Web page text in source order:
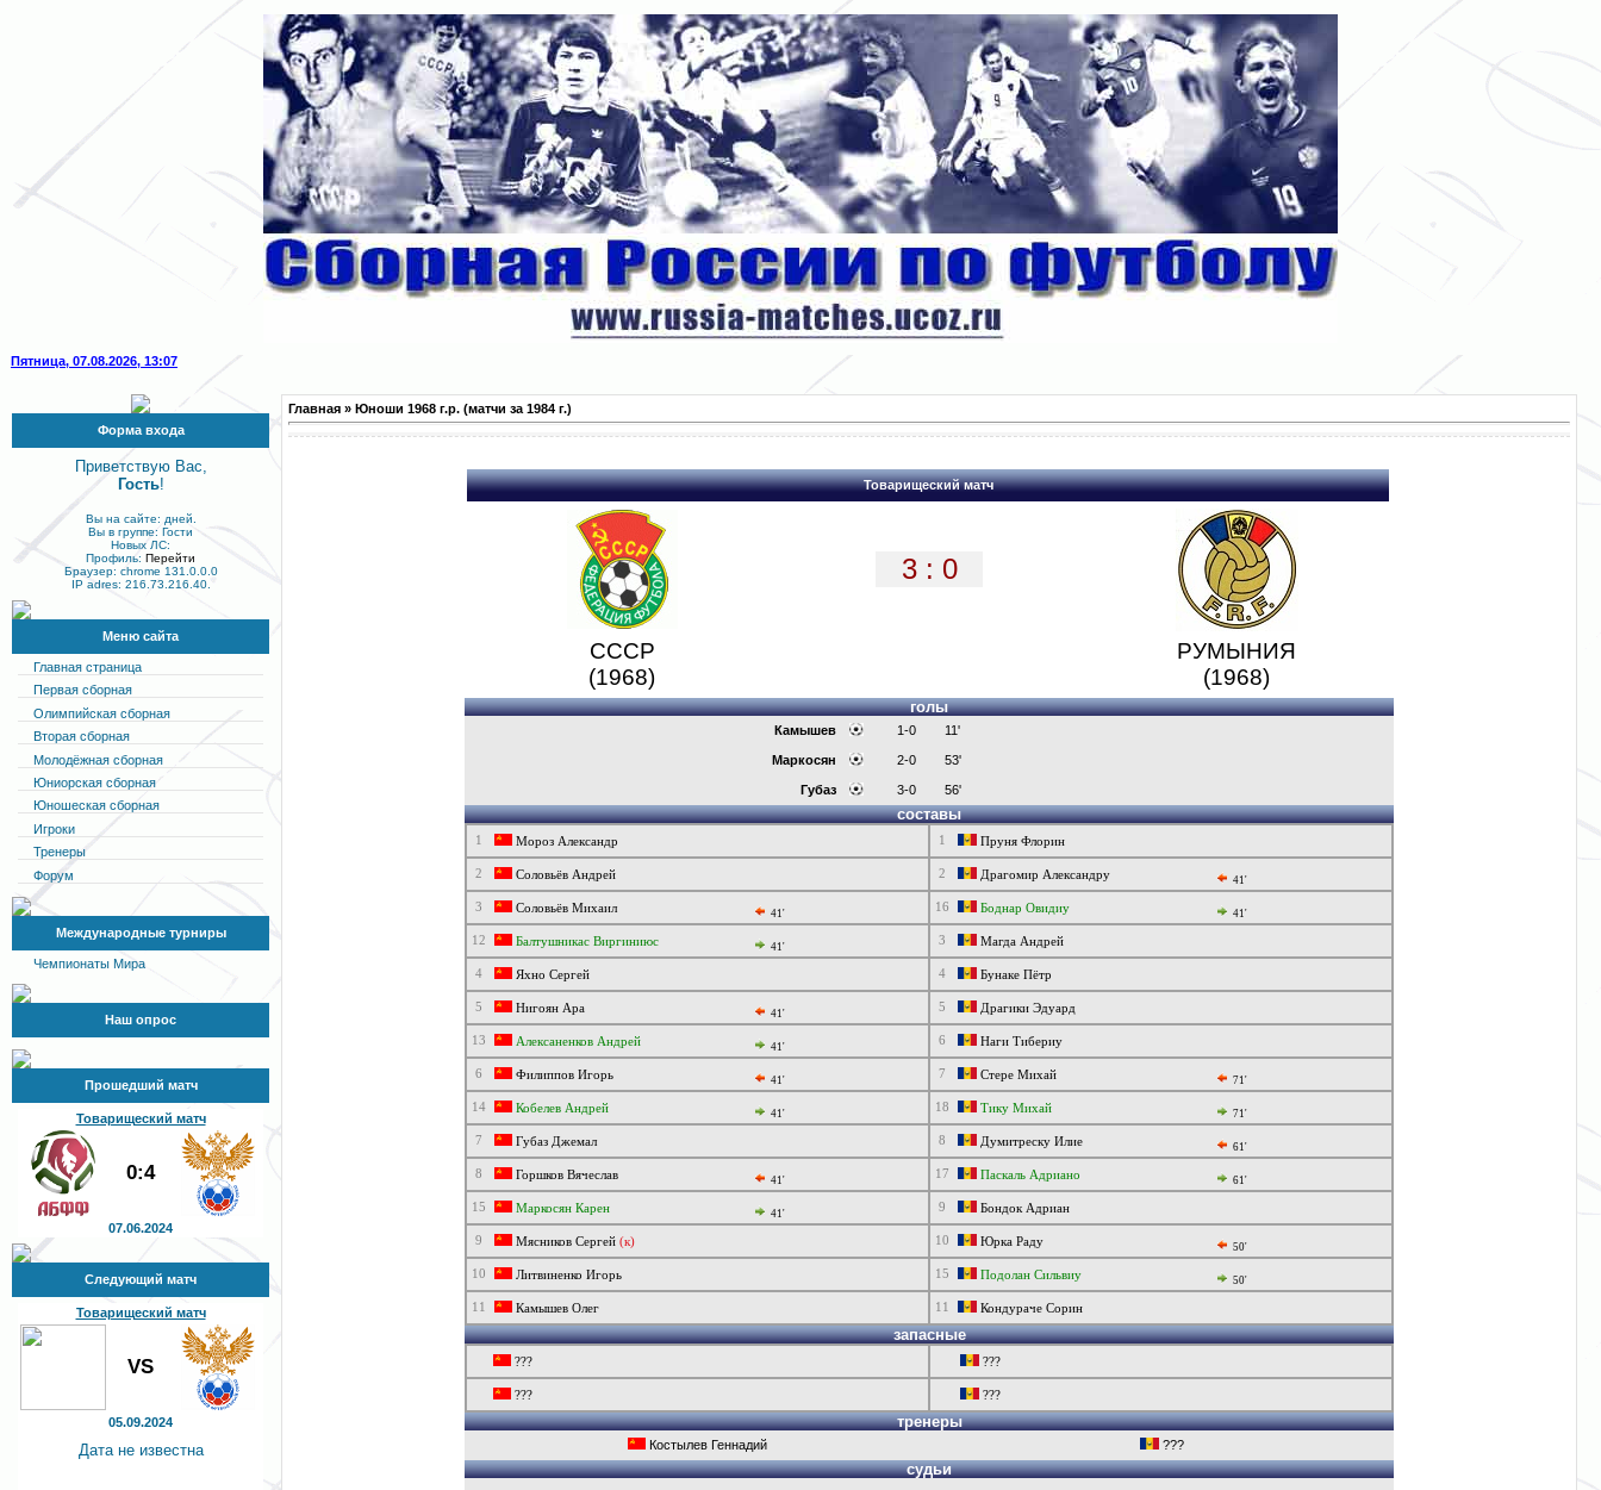
Пятница, 07.08.2026, 13:07
Форма входа
Приветствую Вас,
Гость!
Вы на сайте: дней.
Вы в группе: Гости
Новых ЛС:
Профиль: Перейти
Браузер: chrome 131.0.0.0
IP adres: 216.73.216.40.
Меню сайта
Главная страница
Первая сборная
Олимпийская сборная
Вторая сборная
Молодёжная сборная
Юниорская сборная
Юношеская сборная
Игроки
Тренеры
Форум
Международные турниры
Чемпионаты Мира
Наш опрос
Прошедший матч
Товарищеский матч
0:4
07.06.2024
Следующий матч
Товарищеский матч
VS
05.09.2024
Дата не известна
Главная » Юноши 1968 г.р. (матчи за 1984 г.)
Товарищеский матч
3 : 0
СССР
(1968)
РУМЫНИЯ
(1968)
голы
Камышев 1-0 11'
Маркосян 2-0 53'
Губаз 3-0 56'
составы
1 Мороз Александр
2 Соловьёв Андрей
3 Соловьёв Михаил 41'
12 Балтушникас Виргиниюс 41'
4 Яхно Сергей
5 Нигоян Ара 41'
13 Алексаненков Андрей 41'
6 Филиппов Игорь 41'
14 Кобелев Андрей 41'
7 Губаз Джемал
8 Горшков Вячеслав 41'
15 Маркосян Карен 41'
9 Мясников Сергей (к)
10 Литвиненко Игорь
11 Камышев Олег
1 Пруня Флорин
2 Драгомир Александру 41'
16 Боднар Овидиу 41'
3 Магда Андрей
4 Бунаке Пётр
5 Драгики Эдуард
6 Наги Тибериу
7 Стере Михай 71'
18 Тику Михай 71'
8 Думитреску Илие 61'
17 Паскаль Адриано 61'
9 Бондок Адриан
10 Юрка Раду 50'
15 Подолан Сильвиу 50'
11 Кондураче Сорин
запасные
???
???
???
???
тренеры
Костылев Геннадий ???
судьи